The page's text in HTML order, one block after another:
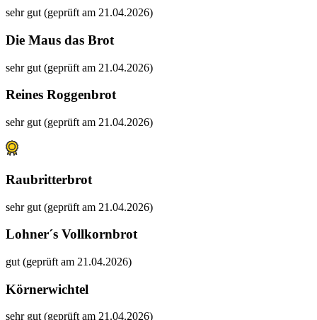
sehr gut (geprüft am 21.04.2026)
Die Maus das Brot
sehr gut (geprüft am 21.04.2026)
Reines Roggenbrot
sehr gut (geprüft am 21.04.2026)
Raubritterbrot
sehr gut (geprüft am 21.04.2026)
Lohner´s Vollkornbrot
gut (geprüft am 21.04.2026)
Körnerwichtel
sehr gut (geprüft am 21.04.2026)